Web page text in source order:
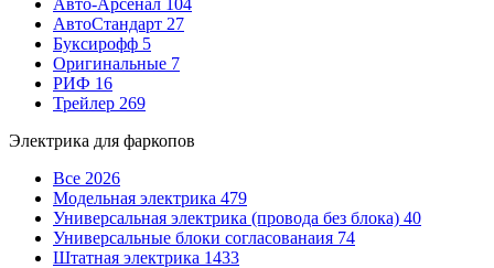
АвтоСтандарт 27
Буксирофф 5
Оригинальные 7
РИФ 16
Трейлер 269
Электрика для фаркопов
Все 2026
Модельная электрика 479
Универсальная электрика (провода без блока) 40
Универсальные блоки согласованаия 74
Штатная электрика 1433